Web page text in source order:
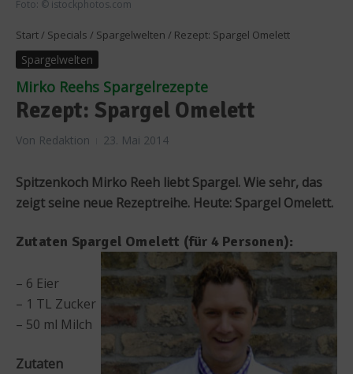
Foto: © istockphotos.com
Start / Specials / Spargelwelten / Rezept: Spargel Omelett
Spargelwelten
Mirko Reehs Spargelrezepte
Rezept: Spargel Omelett
Von Redaktion 23. Mai 2014
Spitzenkoch Mirko Reeh liebt Spargel. Wie sehr, das
zeigt seine neue Rezeptreihe. Heute: Spargel Omelett.
Zutaten Spargel Omelett (für 4 Personen):
– 6 Eier
– 1 TL Zucker
– 50 ml Milch
Zutaten